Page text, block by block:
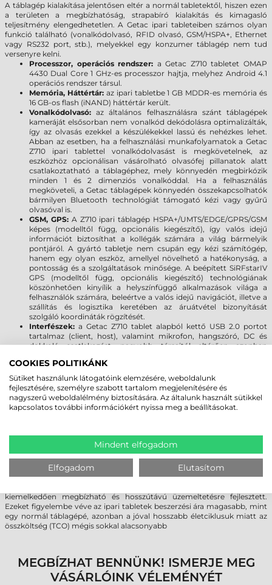
A táblagép kialakítása jelentősen eltér a normál tabletektől, hiszen ezen
a területen a megbízhatóság, strapabíró kialakítás és kimagasló
teljesítmény elengedhetetlen. A Getac ipari tableteiben számos olyan
funkció található (vonalkódolvasó, RFID olvasó, GSM/HSPA+, Ethernet
vagy RS232 port, stb.), melyekkel egy konzumer táblagép nem tud
versenyre kelni.
Processzor, operációs rendszer: a Getac Z710 tabletet OMAP
4430 Dual Core 1 GHz-es processzor hajtja, melyhez Android 4.1
operációs rendszer társul.
Memória, Háttértár: az ipari tabletbe 1 GB MDDR-es memória és
16 GB-os flash (iNAND) háttértár került.
Vonalkódolvasó:az általános felhasználásra szánt táblagépek
kameráját elsősorban nem vonalkód dekódolásra optimalizálták,
így az olvasás ezekkel a készülékekkel lassú és nehézkes lehet.
Abban az esetben, ha a felhasználási munkafolyamatok a Getac
Z710 ipari tablettel vonalkódolvasást is megkövetelnek, az
eszközhöz opcionálisan vásárolható olvasófej pillanatok alatt
csatlakoztatható a táblagéphez, mely könnyedén megbirkózik
minden 1 és 2 dimenziós vonalkóddal. Ha a felhasználás
megköveteli, a Getac táblagépek könnyedén összekapcsolhatók
bármilyen Bluetooth technológiát támogató kézi vagy gyűrű
olvasóval is.
GSM, GPS: A Z710 ipari táblagép HSPA+/UMTS/EDGE/GPRS/GSM
képes (modelltől függ, opcionális kiegészítő), így valós idejű
információt biztosíthat a kollégák számára a világ bármelyik
pontjáról. A gyártó tabletje nem csupán egy kézi számítógép,
hanem egy olyan eszköz, amellyel növelhető a hatékonyság, a
pontosság és a szolgáltatások minősége. A beépített SiRFstarIV
GPS (modelltől függ, opcionális kiegészítő) technológiának
köszönhetően kinyílik a helyszínfüggő alkalmazások világa a
felhasználók számára, beleértve a valós idejű navigációt, illetve a
szállítás és logisztika keretében az áruátvétel bizonyítását
szolgáló koordináták rögzítését.
Interfészek: a Getac Z710 tablet alapból kettő USB 2.0 portot
tartalmaz (client, host), valamint mikrofon, hangszóró, DC és
dokkoló csatlakozást, nagyobb társaitól eltérően azonban
TERVEZZEN HOSSZÚTÁVRA!
A Getac TZ710 ipari tablet a kis-, közép- és nagyvállalatok dolgozóinak
modernebb és jobb kommunikációját segíti, valamint a közszolgáltatók
tervezni, mint otthoni felhasználás esetén, hiszen az ipari és vállalati
alkalmazásnál speciális applikációk futnak a táblagépeken, melyeket egy
esetleges hardver bővítésnél módosítani szükséges, ha nem sikerül
azonos típusú tabletet beszerezni. A Getac által kínált TZ710 típusú ipari
tabletek esetén akár 5-6 éves életciklussal is kalkulálhat a felhasználó,
kiemelkedően megbízható és hosszútávú üzemeltetésre fejlesztett.
Ezeket figyelembe véve az ipari tabletek beszerzési ára magasabb, mint
egy normál táblagépé, azonban a jóval hosszabb életciklusuk miatt az
összköltség (TCO) mégis sokkal alacsonyabb
MEGBÍZHAT BENNÜNK! ISMERJE MEG
VÁSÁRLÓINK VÉLEMÉNYÉT
COOKIES POLITIKÁNK
Sütiket használunk látogatóink elemzésére, weboldalunk
fejlesztésére, személyre szabott tartalom megjelenítésére és
nagyszerű weboldalélmény biztosítására. Az általunk használt sütikkel
kapcsolatos további információkért nyissa meg a beállításokat.
Mindent elfogadom
Elfogadom Elutasítom